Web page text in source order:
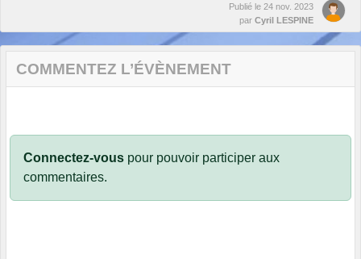
Publié le 24 nov. 2023
par Cyril LESPINE
COMMENTEZ L’ÉVÈNEMENT
Connectez-vous pour pouvoir participer aux
commentaires.